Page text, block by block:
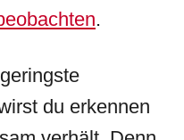
.
du erkennen